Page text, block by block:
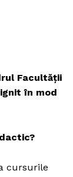
Facultăţii
în mod
cursurile